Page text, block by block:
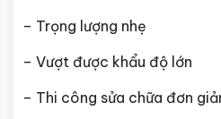
– Trọng lượng nhẹ
– Vượt được khẩu độ lớn
– Thi công sửa chữa đơn